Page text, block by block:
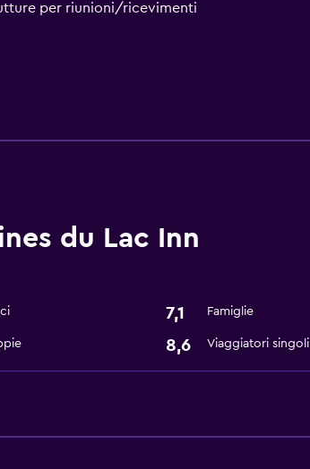
per riunioni/ricevimenti
per riunioni/ricevimenti
du Lac Inn
7,1 Famiglie
8,6 Viaggiatori singoli